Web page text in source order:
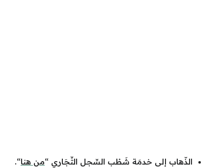
الذّهاب إلى خدمَة شَطْب السِّجل التِّجَاري “من هنا“.